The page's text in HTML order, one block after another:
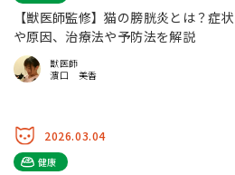
【獣医師監修】猫の膀胱炎とは？症状
や原因、治療法や予防法を解説
獣医師
濵口 美香
2026.03.04
健康